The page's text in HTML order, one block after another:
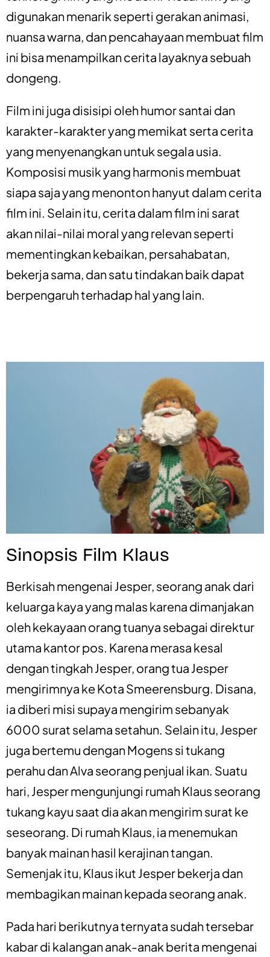
digunakan menarik seperti gerakan animasi,
nuansa warna, dan pencahayaan membuat film
ini bisa menampilkan cerita layaknya sebuah
dongeng.
Film ini juga disisipi oleh humor santai dan
karakter-karakter yang memikat serta cerita
yang menyenangkan untuk segala usia.
Komposisi musik yang harmonis membuat
siapa saja yang menonton hanyut dalam cerita
film ini. Selain itu, cerita dalam film ini sarat
akan nilai-nilai moral yang relevan seperti
mementingkan kebaikan, persahabatan,
bekerja sama, dan satu tindakan baik dapat
berpengaruh terhadap hal yang lain.
Sinopsis Film Klaus
Berkisah mengenai Jesper, seorang anak dari
keluarga kaya yang malas karena dimanjakan
oleh kekayaan orang tuanya sebagai direktur
utama kantor pos. Karena merasa kesal
dengan tingkah Jesper, orang tua Jesper
mengirimnya ke Kota Smeerensburg. Disana,
ia diberi misi supaya mengirim sebanyak
6000 surat selama setahun. Selain itu, Jesper
juga bertemu dengan Mogens si tukang
perahu dan Alva seorang penjual ikan. Suatu
hari, Jesper mengunjungi rumah Klaus seorang
tukang kayu saat dia akan mengirim surat ke
seseorang. Di rumah Klaus, ia menemukan
banyak mainan hasil kerajinan tangan.
Semenjak itu, Klaus ikut Jesper bekerja dan
membagikan mainan kepada seorang anak.
Pada hari berikutnya ternyata sudah tersebar
kabar di kalangan anak-anak berita mengenai